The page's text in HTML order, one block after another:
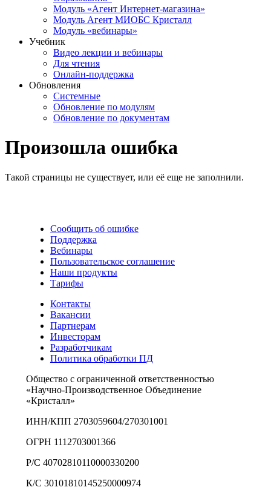
Модуль «Агент Интернет-магазина»
Модуль Агент МИОБС Кристалл
Модуль «вебинары»
Учебник
Видео лекции и вебинары
Для чтения
Онлайн-поддержка
Обновления
Системные
Обновление по модулям
Обновление по документам
Произошла ошибка
Такой страницы не существует, или её еще не заполнили.
Сообщить об ошибке
Поддержка
Вебинары
Пользовательское соглашение
Наши продукты
Тарифы
Контакты
Вакансии
Партнерам
Инвесторам
Разработчикам
Политика обработки ПД
Общество с ограниченной ответственностью
«Научно-Производственное Объединение
«Кристалл»
ИНН/КПП 2703059604/270301001
ОГРН 1112703001366
Р/С 40702810110000330200
К/С 30101810145250000974